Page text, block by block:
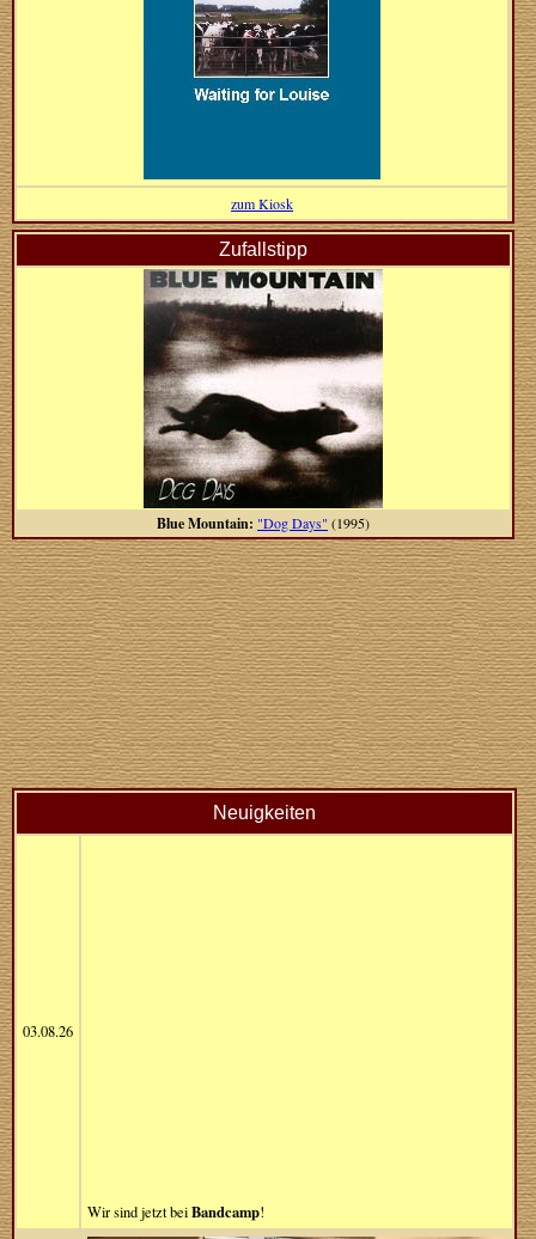
zum Kiosk
Zufallstipp
Blue Mountain: "Dog Days" (1995)
Neuigkeiten
03.08.26
Wir sind jetzt beiBandcamp!